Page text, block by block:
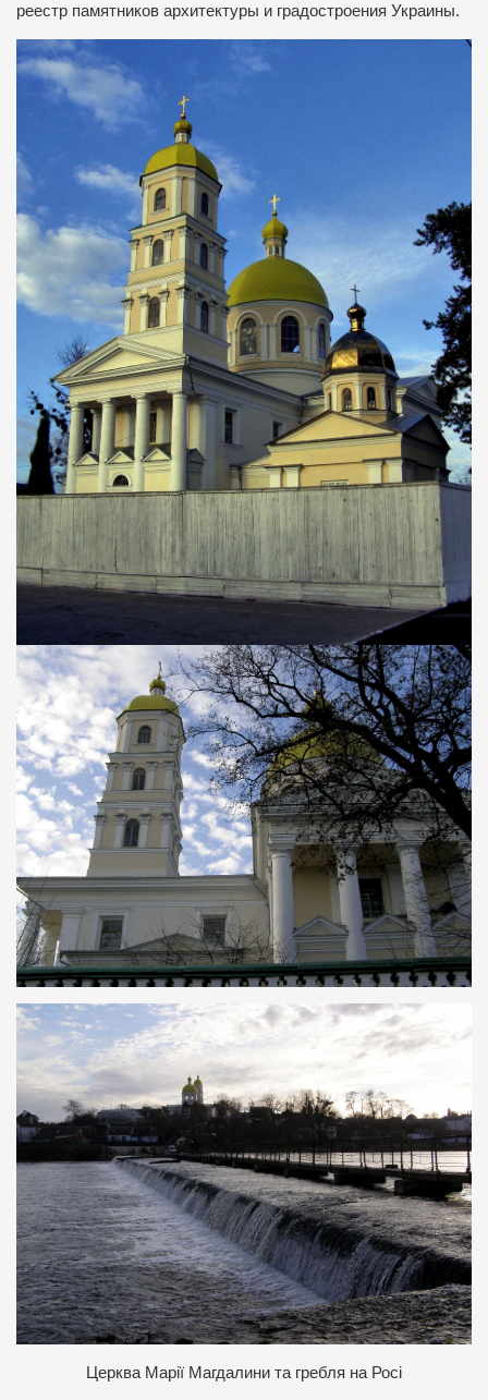
реестр памятников архитектуры и градостроения Украины.
Церква Марії Магдалини та гребля на Росі